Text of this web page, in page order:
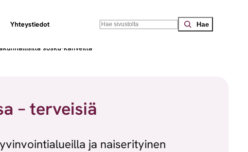
Yhteystiedot Search
sosku-kahveilta
– terveisiä
ja naiserityinen